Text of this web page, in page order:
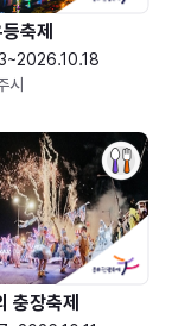
축제
시
충장축제